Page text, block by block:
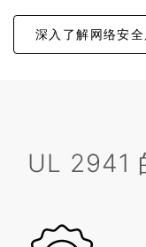
深入了解网络安
UL 2941